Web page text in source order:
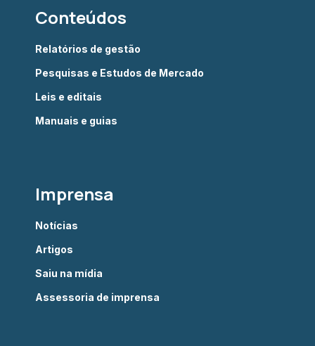
Conteúdos
Relatórios de gestão
Pesquisas e Estudos de Mercado
Leis e editais
Manuais e guias
Imprensa
Notícias
Artigos
Saiu na mídia
Assessoria de imprensa